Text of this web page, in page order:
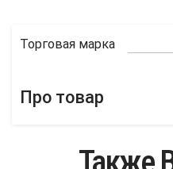
Торговая марка
Про товар